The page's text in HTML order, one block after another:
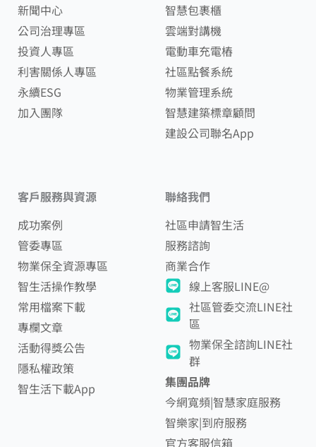
新聞中心
公司治理專區
投資人專區
利害關係人專區
永續ESG
加入團隊
智慧包裹櫃
雲端對講機
電動車充電樁
社區點餐系統
物業管理系統
智慧建築標章顧問
建設公司聯名App
客戶服務與資源
成功案例
管委專區
物業保全資源專區
智生活操作教學
常用檔案下載
專欄文章
活動得獎公告
隱私權政策
智生活下載App
聯絡我們
社區申請智生活
服務諮詢
商業合作
線上客服LINE@
社區管委交流LINE社
區
物業保全諮詢LINE社
群
集團品牌
今網寬頻|智慧家庭服務
智樂家|到府服務
官方客服信箱